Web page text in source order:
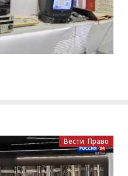
Вести. Право